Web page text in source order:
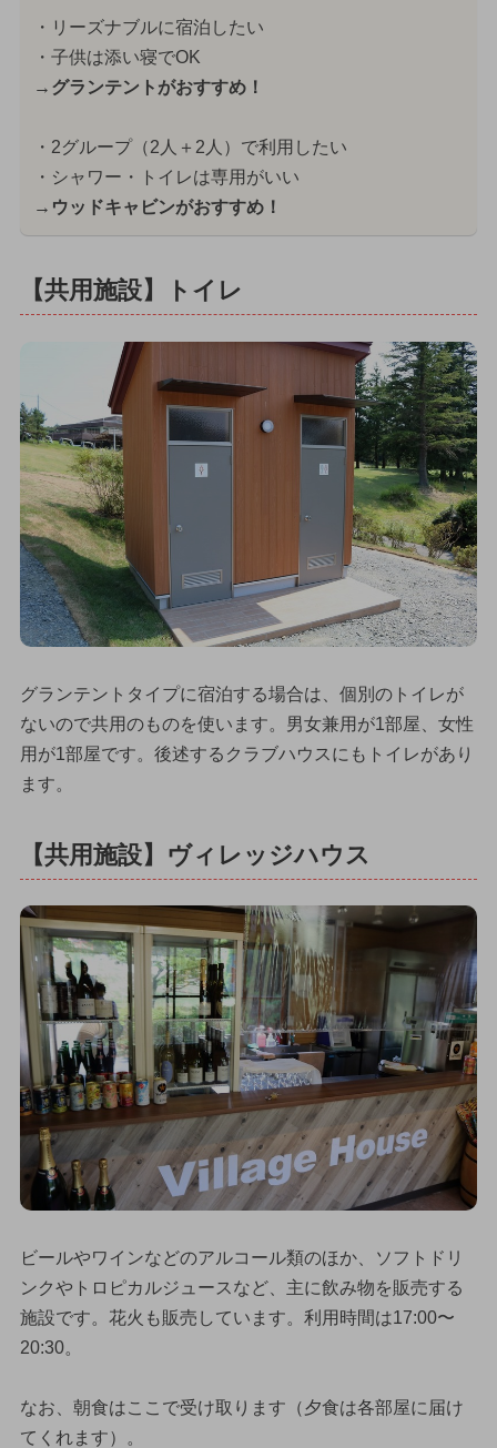
・リーズナブルに宿泊したい
・子供は添い寝でOK
→グランテントがおすすめ！
・2グループ（2人＋2人）で利用したい
・シャワー・トイレは専用がいい
→ウッドキャビンがおすすめ！
【共用施設】トイレ
グランテントタイプに宿泊する場合は、個別のトイレが
ないので共用のものを使います。男女兼用が1部屋、女性
用が1部屋です。後述するクラブハウスにもトイレがあり
ます。
【共用施設】ヴィレッジハウス
ビールやワインなどのアルコール類のほか、ソフトドリ
ンクやトロピカルジュースなど、主に飲み物を販売する
施設です。花火も販売しています。利用時間は17:00〜
20:30。
なお、朝食はここで受け取ります（夕食は各部屋に届け
てくれます）。